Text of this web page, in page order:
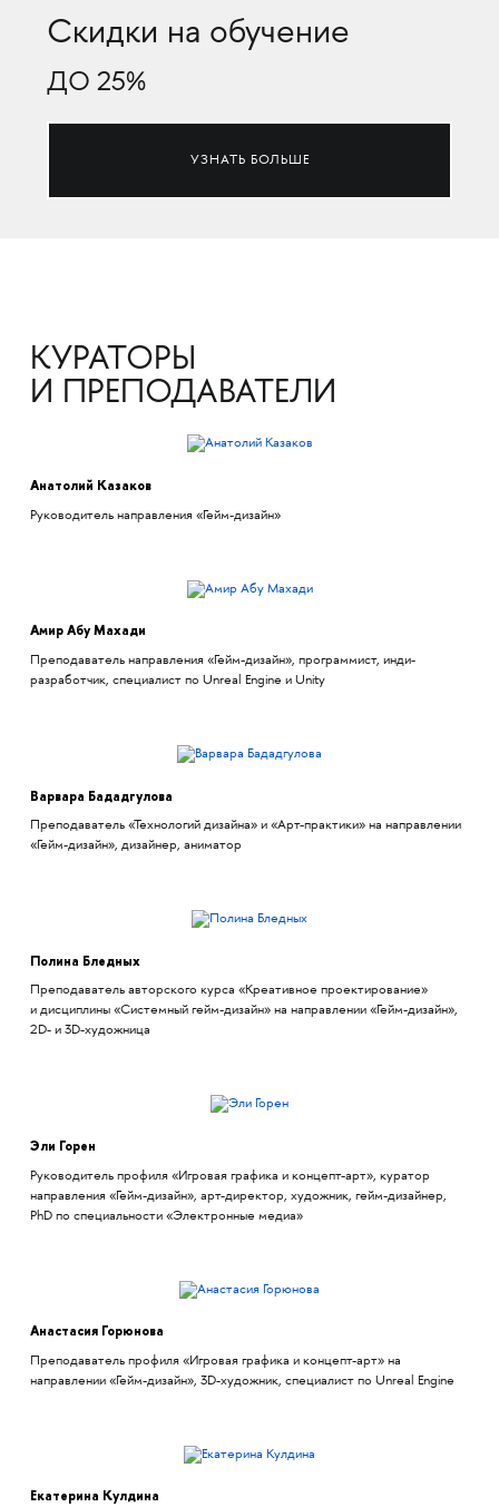
Скидки на обучение
ДО 25%
УЗНАТЬ БОЛЬШЕ
КУРАТОРЫ
И ПРЕПОДАВАТЕЛИ
Анатолий Казаков
Руководитель направления «Гейм-дизайн»
Амир Абу Махади
Преподаватель направления «Гейм-дизайн», программист, инди-
разработчик, специалист по Unreal Engine и Unity
Варвара Бададгулова
Преподаватель «Технологий дизайна» и «Арт-практики» на направлении
«Гейм-дизайн», дизайнер, аниматор
Полина Бледных
Преподаватель авторского курса «Креативное проектирование»
и дисциплины «Системный гейм-дизайн» на направлении «Гейм-дизайн»,
2D- и 3D-художница
Эли Горен
Руководитель профиля «Игровая графика и концепт-арт», куратор
направления «Гейм-дизайн», арт-директор, художник, гейм-дизайнер,
PhD по специальности «Электронные медиа»
Анастасия Горюнова
Преподаватель профиля «Игровая графика и концепт-арт» на
направлении «Гейм-дизайн», 3D-художник, специалист по Unreal Engine
Екатерина Кулдина